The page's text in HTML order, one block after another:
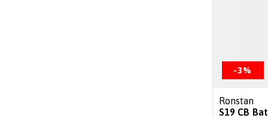
-3%
Ronstan
S19 CB